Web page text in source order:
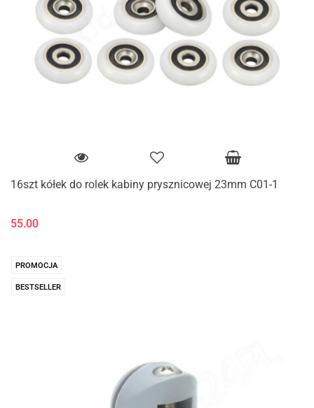
16szt kółek do rolek kabiny prysznicowej 23mm C01-1
55.00
PROMOCJA
BESTSELLER